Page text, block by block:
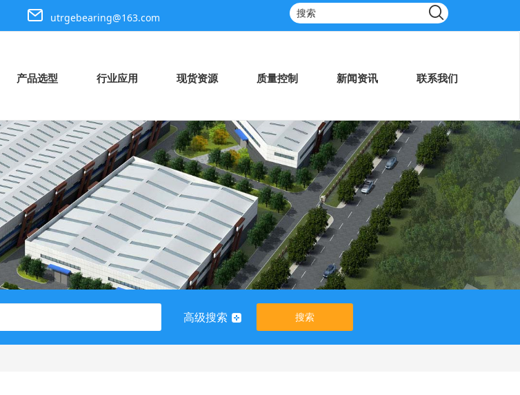
utrgebearing@163.com
产品选型 行业应用 现货资源 质量控制 新闻资讯 联系我们
高级搜索 搜索